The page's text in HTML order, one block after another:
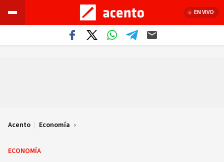
EN VIVO
Acento | Economía
ECONOMÍA